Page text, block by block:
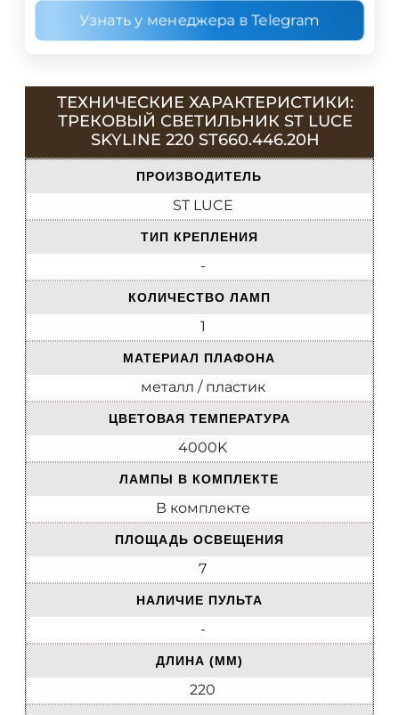
Узнать у менеджера в Telegram
ТЕХНИЧЕСКИЕ ХАРАКТЕРИСТИКИ:
ТРЕКОВЫЙ СВЕТИЛЬНИК ST LUCE
SKYLINE 220 ST660.446.20H
ПРОИЗВОДИТЕЛЬ
ST LUCE
ТИП КРЕПЛЕНИЯ
-
КОЛИЧЕСТВО ЛАМП
1
МАТЕРИАЛ ПЛАФОНА
металл / пластик
ЦВЕТОВАЯ ТЕМПЕРАТУРА
4000K
ЛАМПЫ В КОМПЛЕКТЕ
В комплекте
ПЛОЩАДЬ ОСВЕЩЕНИЯ
7
НАЛИЧИЕ ПУЛЬТА
-
ДЛИНА (ММ)
220